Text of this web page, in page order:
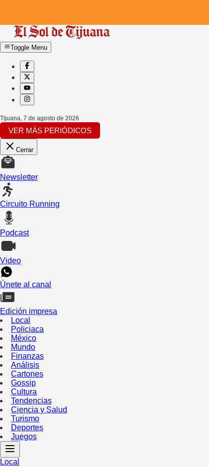
Toggle Menu
Tijuana 7 de agosto de 2026
VER MÁS PERIÓDICOS
Cerrar
Newsletter
Circuito Running
Podcast
Video
Únete al canal
Edición impresa
Local
Policiaca
México
Mundo
Finanzas
Análisis
Cartones
Gossip
Cultura
Tendencias
Ciencia y Salud
Turismo
Deportes
Juegos
Local